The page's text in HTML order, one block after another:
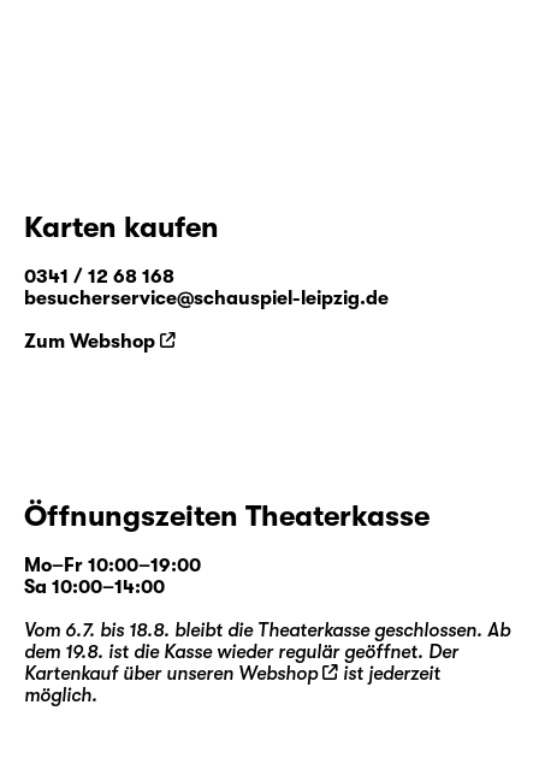
Karten kaufen
0341 / 12 68 168
besucherservice@schauspiel-leipzig.de
Zum Webshop
Öffnungszeiten Theaterkasse
Mo–Fr 10:00–19:00
Sa 10:00–14:00
Vom 6.7. bis 18.8. bleibt die Theaterkasse geschlossen. Ab
dem 19.8. ist die Kasse wieder regulär geöffnet. Der
Kartenkauf über unseren Webshop
ist jederzeit
möglich.